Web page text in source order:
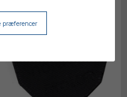
præferencer